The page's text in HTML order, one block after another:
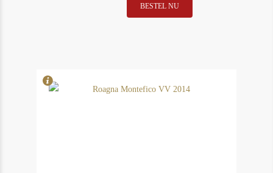
Vosne-
BESTEL NU